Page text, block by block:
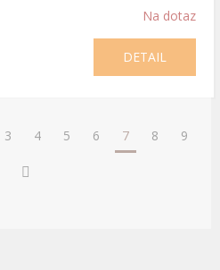
Na dotaz
DETAIL
3 4 5 6 7 8 9